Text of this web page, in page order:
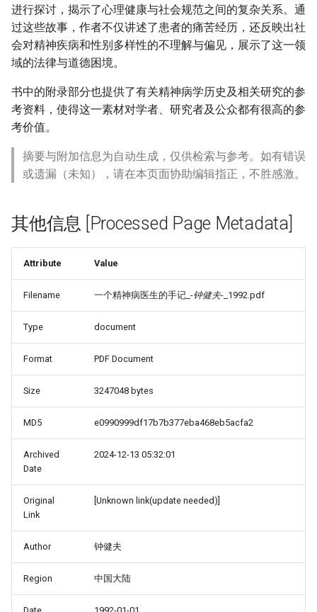
进行探讨，揭示了心理健康与社会规范之间的复杂关系。通
过这些故事，作者不仅讲述了患者的痛苦经历，还反映出社
会对精神疾病和性别多样性的不理解与偏见，展示了这一领
域的法律与道德困境。
书中的附录部分也提供了有关精神病学历史及相关研究的参
考资料，使得这一素材对学者、研究者及公众都有很高的参
考价值。
摘要与附加信息为自动生成，仅供检索与参考。如有错误
或遗漏（未知），请在本页面协助编辑指正，不胜感激。
其他信息 [Processed Page Metadata]
Attribute Value
Filename 一个精神病医生的手记_-钟健夫-_1992.pdf
Type document
Format PDF Document
Size 3247048 bytes
MD5 e0990999df17b7b377eba468eb5acfa2
Archived
Date
2024-12-13 05:32:01
Original
Link
[Unknown link(update needed)]
Author 钟健夫
Region 中国大陆